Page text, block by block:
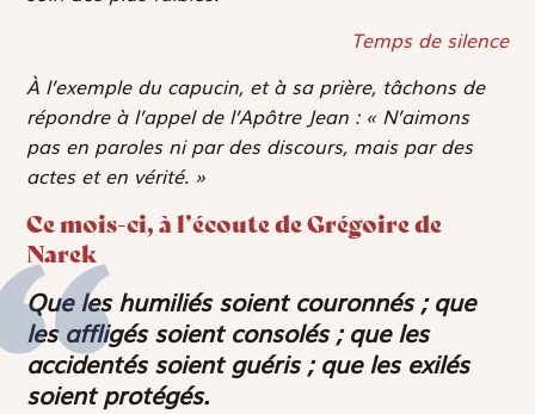
Temps de silence
À l’exemple du capucin, et à sa prière, tâchons de
répondre à l’appel de l’Apôtre Jean : « N’aimons
pas en paroles ni par des discours, mais par des
actes et en vérité. »
Ce mois-ci, à l’écoute de Grégoire de
Narek
Que les humiliés soient couronnés ; que
les affligés soient consolés ; que les
accidentés soient guéris ; que les exilés
soient protégés.